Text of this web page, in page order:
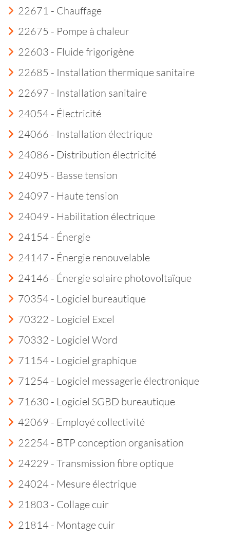
22671 - Chauffage
22675 - Pompe à chaleur
22603 - Fluide frigorigène
22685 - Installation thermique sanitaire
22697 - Installation sanitaire
24054 - Électricité
24066 - Installation électrique
24086 - Distribution électricité
24095 - Basse tension
24097 - Haute tension
24049 - Habilitation électrique
24154 - Énergie
24147 - Énergie renouvelable
24146 - Énergie solaire photovoltaïque
70354 - Logiciel bureautique
70322 - Logiciel Excel
70332 - Logiciel Word
71154 - Logiciel graphique
71254 - Logiciel messagerie électronique
71630 - Logiciel SGBD bureautique
42069 - Employé collectivité
22254 - BTP conception organisation
24229 - Transmission fibre optique
24024 - Mesure électrique
21803 - Collage cuir
21814 - Montage cuir